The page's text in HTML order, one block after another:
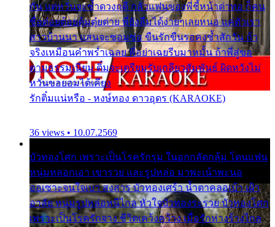
กัน แต่หวั่นจะช้ำดวงฤดี กลัวแฟนของพี่ชี้หน้าด่าทอ ก็คน
ชื่อต๋อยต้อยตุ้มตุ๋ยต่าย พี่ยังลืมได้ง่ายๆเลยหนอ แค่ตัวเรา
สาวบ้านนา แสนจะซอมซ่อ ขืนรักขืนรอคงช้ำสักวัน ถ้า
จริงเหมือนคำพร่ำเฉลย พี่อย่าเฉยรีบมาหมั้น ถ้าพี่สู่ขอ
ตามธรรมเนียม ติ๋มจะเตรียมรับเกลียวสัมพันธ์ ผิดหวังไม่
หวั่นขอยอมได้เคียง
รักติ๋มแน่หรือ - หงษ์ทอง ดาวอุดร (KARAOKE)
36 views • 10.07.2569
บัวทองโศก เพราะเป็นโรครักรุม ในอกกลัดกลุ้ม โดนแฟน
หนุ่มหลอกเอา เขารวย และรูปหล่อ มาพะเน้าพะนอ
ออเซาะจนใจเบา สงสาร บัวทองเศร้า น้ำตาคลอเบ้า เฝ้า
อาลัย หนุ่มรูปหล่อหนีไกล หัวใจบัวทองระรวย บัวทองโศก
เพราะเป็นโรครักจาง ชีวิตเคว้งคว้าง เมื่อรักห่างร้างไกล